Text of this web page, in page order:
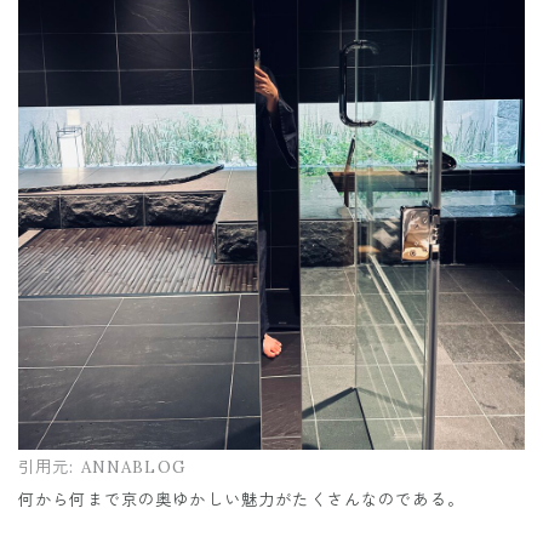
引用元: ANNABLOG
何から何まで京の奥ゆかしい魅力がたくさんなのである。